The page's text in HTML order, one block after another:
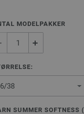
MODELPAKKER
SUMMER SOFTNESS (